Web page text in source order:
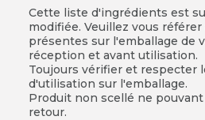
Cette liste d'ingrédients est
modifiée. Veuillez vous
présentes sur l'emballage de
réception et avant utilisation.
Toujours vérifier et respecter
d'utilisation sur l'emballage.
Produit non scellé ne
retour.